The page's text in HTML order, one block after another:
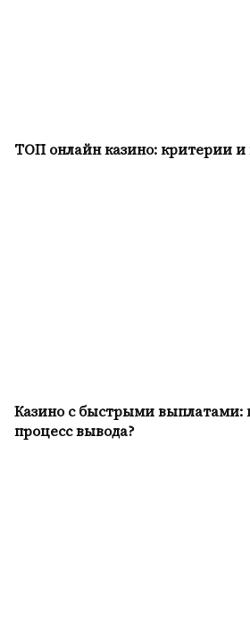
ТОП онлайн казино: критерии
Казино с быстрыми выплатами:
процесс вывода?